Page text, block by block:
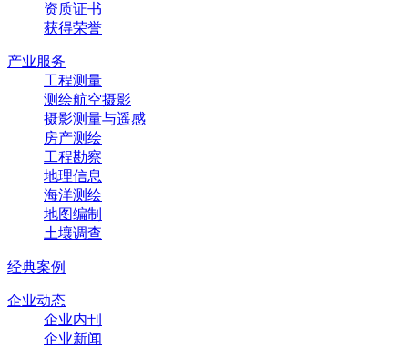
资质证书
获得荣誉
产业服务
工程测量
测绘航空摄影
摄影测量与遥感
房产测绘
工程勘察
地理信息
海洋测绘
地图编制
土壤调查
经典案例
企业动态
企业内刊
企业新闻